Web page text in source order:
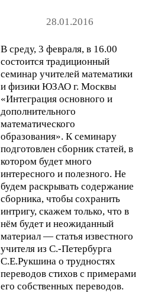
28.01.2016
В среду, 3 февраля, в 16.00
состоится традиционный
семинар учителей математики
и физики ЮЗАО г. Москвы
«Интеграция основного и
дополнительного
математического
образования». К семинару
подготовлен сборник статей, в
котором будет много
интересного и полезного. Не
будем раскрывать содержание
сборника, чтобы сохранить
интригу, скажем только, что в
нём будет и неожиданный
материал — статья известного
учителя из С.-Петербурга
С.Е.Рукшина о трудностях
переводов стихов с примерами
его собственных переводов.